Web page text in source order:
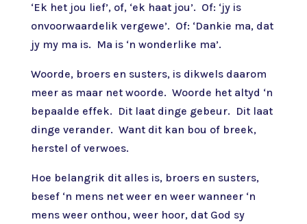
‘Ek het jou lief’, of, ‘ek haat jou’. Of: ‘jy is
onvoorwaardelik vergewe’. Of: ‘Dankie ma, dat
jy my ma is. Ma is ‘n wonderlike ma’.
Woorde, broers en susters, is dikwels daarom
meer as maar net woorde. Woorde het altyd ‘n
bepaalde effek. Dit laat dinge gebeur. Dit laat
dinge verander. Want dit kan bou of breek,
herstel of verwoes.
Hoe belangrik dit alles is, broers en susters,
besef ‘n mens net weer en weer wanneer ‘n
mens weer onthou, weer hoor, dat God sy